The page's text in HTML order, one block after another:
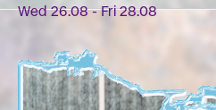
Wed 26.08 - Fri 28.08